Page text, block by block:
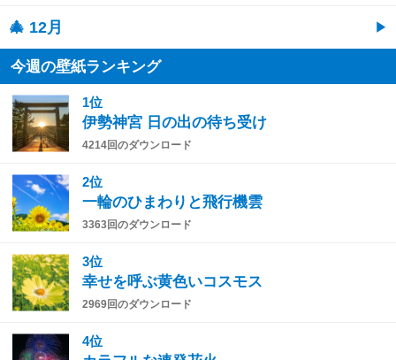
🎄 12月
今週の壁紙ランキング
1位
伊勢神宮 日の出の待ち受け
4214回のダウンロード
2位
一輪のひまわりと飛行機雲
3363回のダウンロード
3位
幸せを呼ぶ黄色いコスモス
2969回のダウンロード
4位